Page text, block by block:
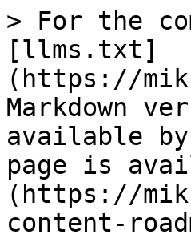
> For the
[llms.txt]
(https://
Markdown
available
page is
(https://
content-